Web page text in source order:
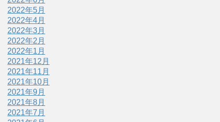
2022年5月
2022年4月
2022年3月
2022年2月
2022年1月
2021年12月
2021年11月
2021年10月
2021年9月
2021年8月
2021年7月